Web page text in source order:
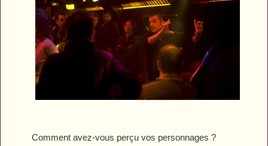
Comment avez-vous perçu vos personnages ?